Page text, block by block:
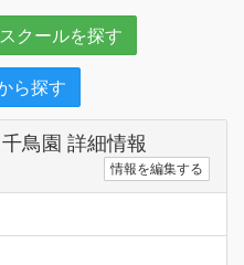
クールを探す
ら探す
鳥園 詳細情報
情報を編集する